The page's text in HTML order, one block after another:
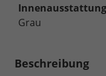
Innenausstattung
Grau
Beschreibung